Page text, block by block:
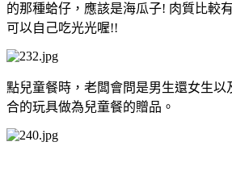
的那種蛤仔，應該是海瓜子! 肉質比較
可以自己吃光光喔!!
點兒童餐時，老闆會問是男生還女生以
合的玩具做為兒童餐的贈品。